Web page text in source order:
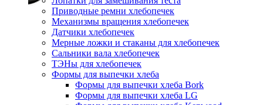
Приводные ремни хлебопечек
Механизмы вращения хлебопечек
Датчики хлебопечек
Мерные ложки и стаканы для хлебопечек
Сальники вала хлебопечек
ТЭНы для хлебопечек
Формы для выпечки хлеба
Формы для выпечки хлеба Bork
Формы для выпечки хлеба LG